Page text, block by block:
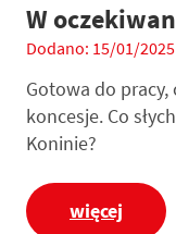
W
Dodano: 15/01/2025
Gotowa do pracy,
koncesje. Co
Koninie?
więcej